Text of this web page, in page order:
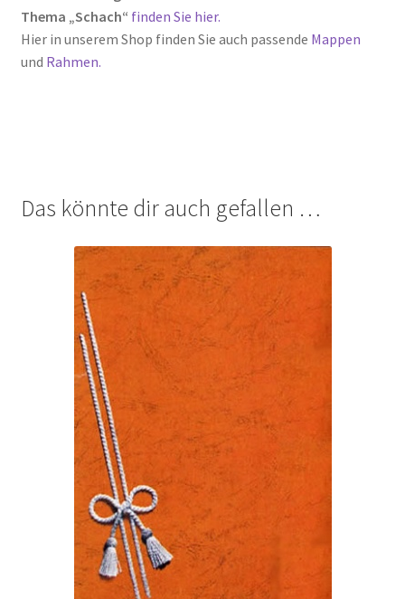
Thema „Schach“ finden Sie hier.
Hier in unserem Shop finden Sie auch passende Mappen
und Rahmen.
Das könnte dir auch gefallen …